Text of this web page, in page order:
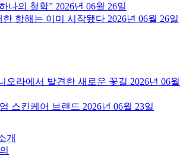
나의 철학” 2026년 06월 26일
한 항해는 이미 시작됐다 2026년 06월 26일
오라에서 발견한 새로운 꽃길 2026년 06월
스킨케어 브랜드 2026년 06월 23일
개